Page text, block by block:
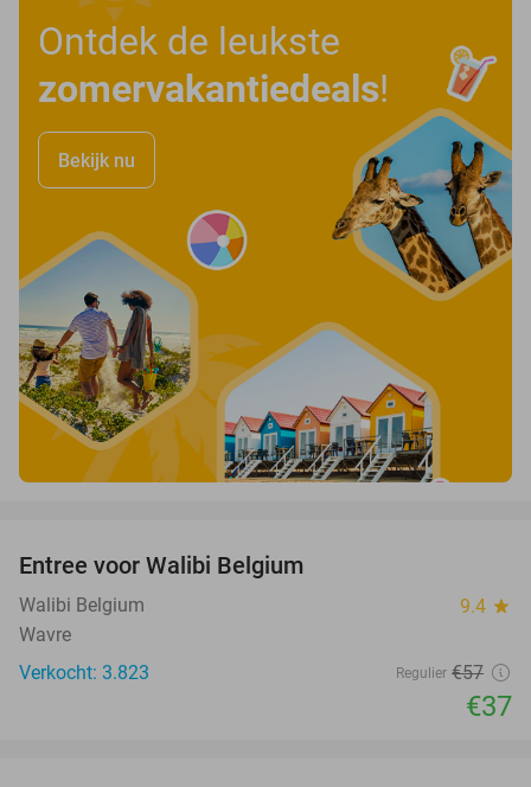
Ontdek de leukste
zomervakantiedeals!
Bekijk nu
Entree voor Walibi Belgium
Walibi Belgium 9.4 star
Wavre
Verkocht: 3.823
Regulier €57
€37